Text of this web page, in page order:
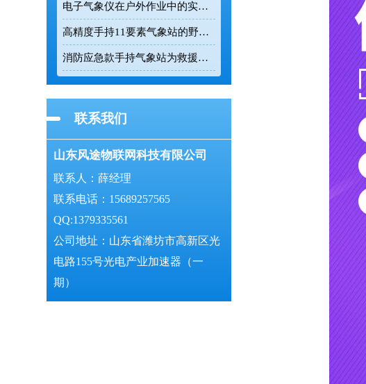
电子气象仪在户外作业中的实时数据监测价值
高精度手持11要素气象站的野外数据采集能力解析
消防应急款手持气象站为救援现场提供精准环境数据
联系我们
山东风途物联网科技有限公司
联系人：薛经理
联系电话：15689257565
QQ:1379335561
公司地址：山东省潍坊市高新区光
电路155号光电产业加速器（一
期）